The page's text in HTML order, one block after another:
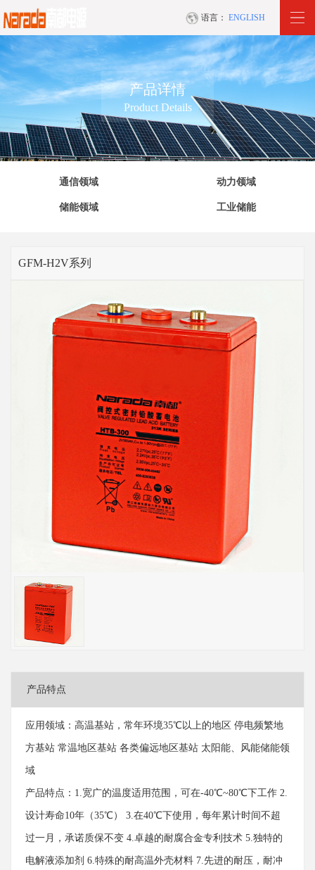
语言： ENGLISH
产品详情
Product Details
通信领域 动力领域
储能领域 工业储能
GFM-H2V系列
产品特点
应用领域：高温基站，常年环境35℃以上的地区 停电频繁地
方基站 常温地区基站 各类偏远地区基站 太阳能、风能储能领
域
产品特点：1.宽广的温度适用范围，可在-40℃~80℃下工作 2.
设计寿命10年（35℃） 3.在40℃下使用，每年累计时间不超
过一月，承诺质保不变 4.卓越的耐腐合金专利技术 5.独特的
电解液添加剂 6.特殊的耐高温外壳材料 7.先进的耐压，耐冲